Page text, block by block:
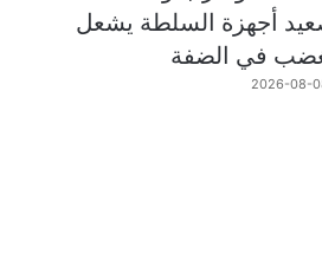
أجهزة السلطة يشعل
في الضفة
2026-08-